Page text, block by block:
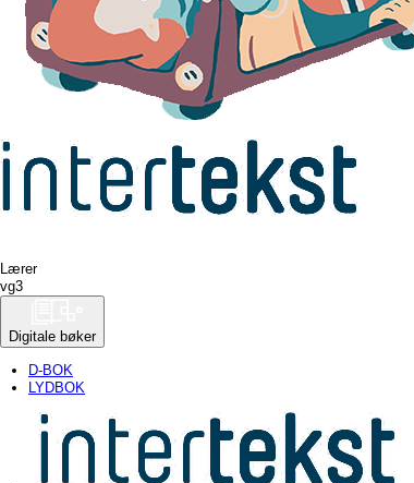
Lærer
vg3
Digitale bøker
D-BOK
LYDBOK